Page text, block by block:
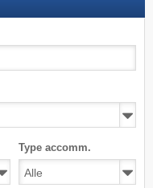
Type accomm.